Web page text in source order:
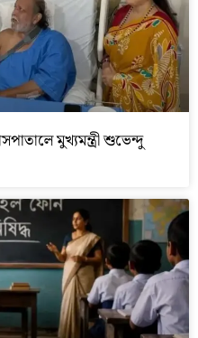
মুখ্যমন্ত্রী শুভেন্দু